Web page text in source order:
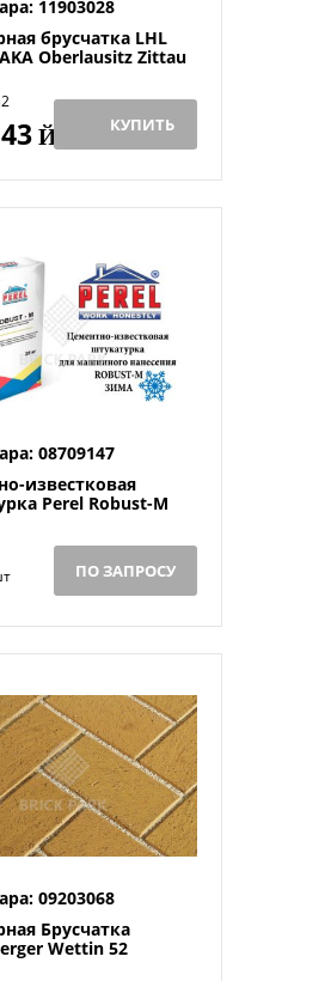
11903028
брусчатка LHL
Oberlausitz Zittau
Й КУПИТЬ
08709147
известковая
Perel Robust-M
ПО ЗАПРОСУ
09203068
Брусчатка
Wettin 52